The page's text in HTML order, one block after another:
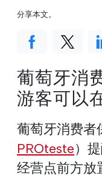
葡萄牙消
游客可以
葡萄牙消费者
PROteste）
经营点前方放
分享本文。